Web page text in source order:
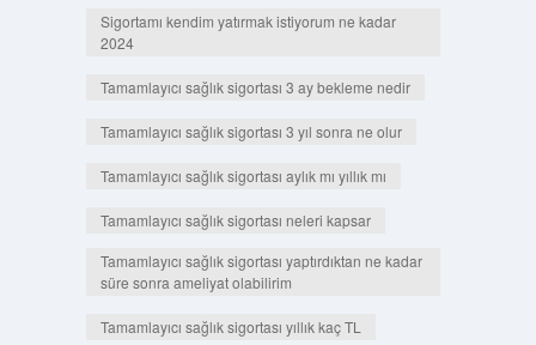
Sigortamı kendim yatırmak istiyorum ne kadar
2024
Tamamlayıcı sağlık sigortası 3 ay bekleme nedir
Tamamlayıcı sağlık sigortası 3 yıl sonra ne olur
Tamamlayıcı sağlık sigortası aylık mı yıllık mı
Tamamlayıcı sağlık sigortası neleri kapsar
Tamamlayıcı sağlık sigortası yaptırdıktan ne kadar
süre sonra ameliyat olabilirim
Tamamlayıcı sağlık sigortası yıllık kaç TL